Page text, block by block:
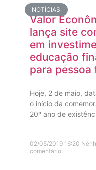
NOTÍCIAS
Valor
lança site
em
educação
para pessoa
Hoje, 2 de maio,
o início da
20º ano de
02/05/2019 16:20
comentário